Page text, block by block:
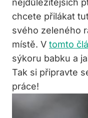
chcete přilákat
svého zeleného
místě. V tomto
sýkoru babku a
Tak si připravte
práce!